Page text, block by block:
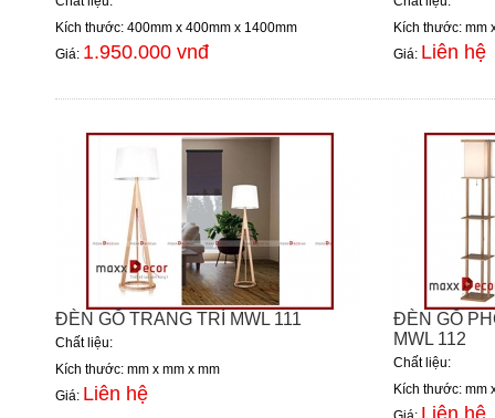
Kích thước: 400mm x 400mm x 1400mm
Giá: 1.950.000 vnđ
Kích thước: mm
Giá: Liên hệ
ĐÈN GỖ TRANG TRÍ MWL 111
Chất liệu:
Kích thước: mm x mm x mm
Giá: Liên hệ
ĐÈN GỖ
MWL 112
Chất liệu:
Kích thước: mm